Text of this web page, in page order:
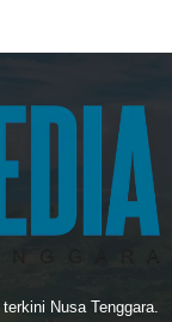
Nusa Tenggara.